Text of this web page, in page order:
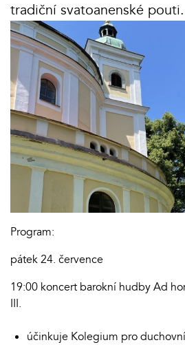
tradiční svatoanenské pouti.
Program:
pátek 24. července
19:00 koncert barokní hudby Ad
III.
účinkuje Kolegium pro